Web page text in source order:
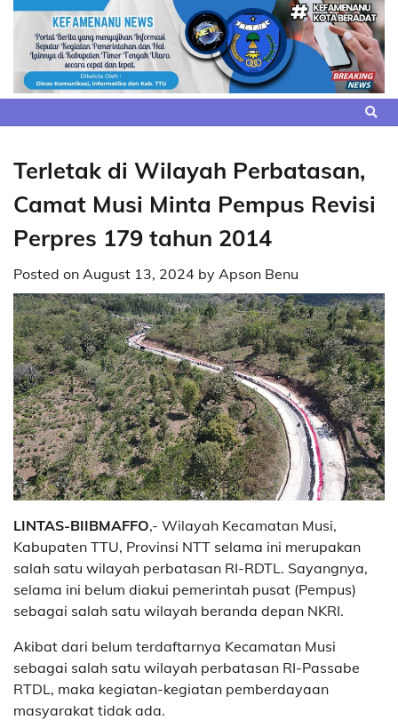
Skip
content
Terletak di Wilayah Perbatasan,
Camat Musi Minta Pempus Revisi
Perpres 179 tahun 2014
Posted on August 13, 2024 by Apson Benu
LINTAS-BIIBMAFFO,- Wilayah Kecamatan Musi,
Kabupaten TTU, Provinsi NTT selama ini merupakan
salah satu wilayah perbatasan RI-RDTL. Sayangnya,
selama ini belum diakui pemerintah pusat (Pempus)
sebagai salah satu wilayah beranda depan NKRI.
Akibat dari belum terdaftarnya Kecamatan Musi
sebagai salah satu wilayah perbatasan RI-Passabe
RTDL, maka kegiatan-kegiatan pemberdayaan
masyarakat tidak ada.